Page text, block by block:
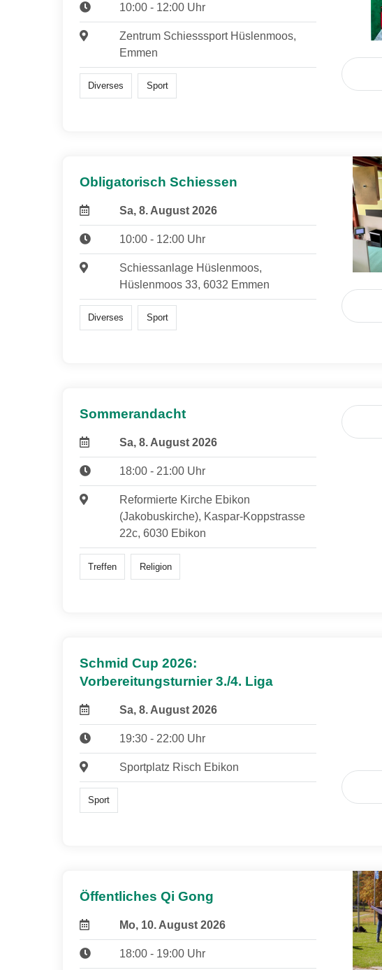
10:00 - 12:00 Uhr
Zentrum Schiesssport Hüslenmoos,
Emmen
Diverses Sport
Obligatorisch Schiessen
Sa, 8. August 2026
10:00 - 12:00 Uhr
Schiessanlage Hüslenmoos,
Hüslenmoos 33, 6032 Emmen
Diverses Sport
Sommerandacht
Sa, 8. August 2026
18:00 - 21:00 Uhr
Reformierte Kirche Ebikon
(Jakobuskirche), Kaspar-Koppstrasse
22c, 6030 Ebikon
Treffen Religion
Schmid Cup 2026:
Vorbereitungsturnier 3./4. Liga
Sa, 8. August 2026
19:30 - 22:00 Uhr
Sportplatz Risch Ebikon
Sport
Öffentliches Qi Gong
Mo, 10. August 2026
18:00 - 19:00 Uhr